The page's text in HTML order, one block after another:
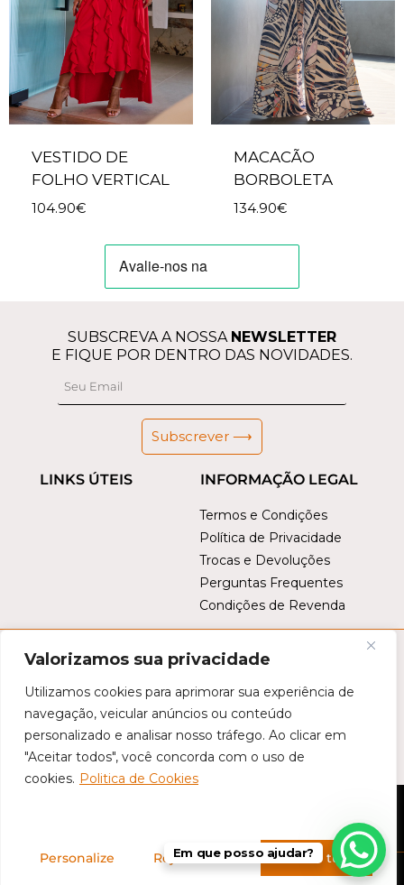
Valorizamos sua privacidade
Utilizamos cookies para aprimorar sua experiência de
navegação, veicular anúncios ou conteúdo
personalizado e analisar nosso tráfego. Ao clicar em
"Aceitar todos", você concorda com o uso de
cookies. Politica de Cookies
Personalize Rejeitar tudo Aceitar tudo
VESTIDO DE
FOLHO VERTICAL
104.90€
MACACÃO
BORBOLETA
134.90€
INFORMAÇÃO LEGAL
Termos e Condições
Política de Privacidade
Trocas e Devoluções
Perguntas Frequentes
Condições de Revenda
LINKS ÚTEIS
SUBSCREVA A NOSSA NEWSLETTER
E FIQUE POR DENTRO DAS NOVIDADES.
Subscrever ⟶
Este site é protegido porreCAPTCHA. Aplicam-se aPolítica de
Privacidade da Googlee osTermos de Serviço da Google
Desenvolvido porA2PN
Em que posso ajudar?